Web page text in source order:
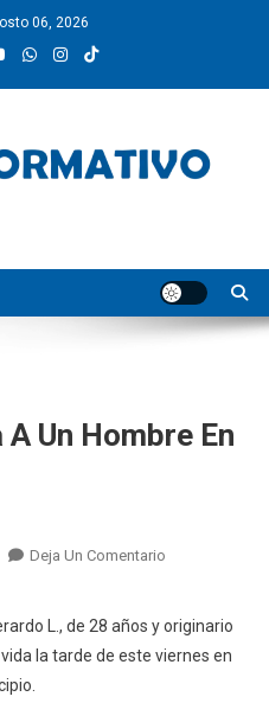
06, 2026
Un Hombre En
Deja Un ComentarioEn
La
Vida
L., de 28 años y originario
la tarde de este viernes en